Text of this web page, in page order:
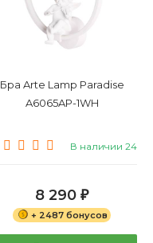
Бра Arte Lamp Paradise
A6065AP-1WH
В наличии 24
8 290 ₽
+ 2487 бонусов